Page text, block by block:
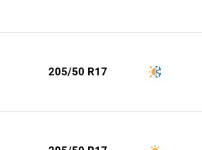
205/50 R17